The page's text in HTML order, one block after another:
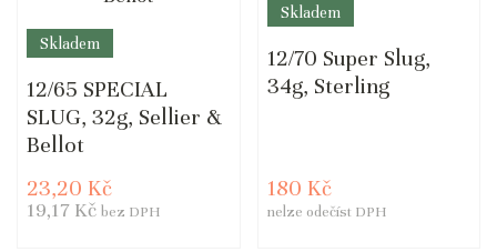
Skladem
12/65 SPECIAL
SLUG, 32g, Sellier &
Bellot
23,20 Kč
19,17 Kč bez DPH
Skladem
12/70 Super Slug,
34g, Sterling
180 Kč
nelze odečíst DPH